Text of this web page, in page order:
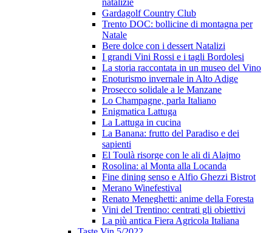
natalizie
Gardagolf Country Club
Trento DOC: bollicine di montagna per
Natale
Bere dolce con i dessert Natalizi
I grandi Vini Rossi e i tagli Bordolesi
La storia raccontata in un museo del Vino
Enoturismo invernale in Alto Adige
Prosecco solidale a le Manzane
Lo Champagne, parla Italiano
Enigmatica Lattuga
La Lattuga in cucina
La Banana: frutto del Paradiso e dei
sapienti
El Toulà risorge con le ali di Alajmo
Rosolina: al Monta alla Locanda
Fine dining senso e Alfio Ghezzi Bistrot
Merano Winefestival
Renato Meneghetti: anime della Foresta
Vini del Trentino: centrati gli obiettivi
La più antica Fiera Agricola Italiana